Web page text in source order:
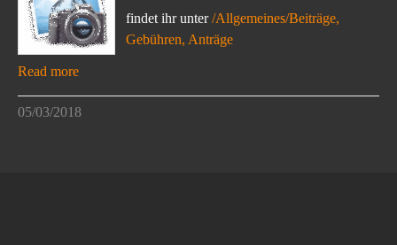
findet ihr unter/Allgemeines/Beiträge,
Gebühren, Anträge
Read more
05/03/2018